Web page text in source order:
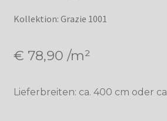
Kollektion: Grazie 1001
€ 78,90 /m²
Lieferbreiten: ca. 400 cm oder